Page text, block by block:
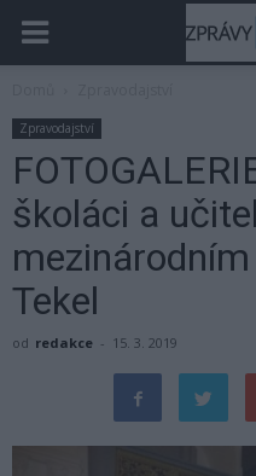
Zpravodajství
školáci a
Tekel
od redakce - 15. 3. 2019